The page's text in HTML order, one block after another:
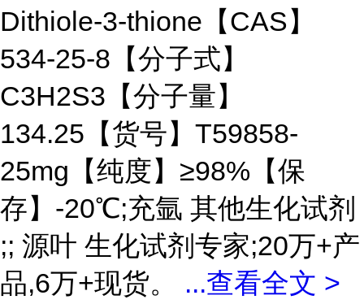
Dithiole-3-thione【CAS】
534-25-8【分子式】
C3H2S3【分子量】
134.25【货号】T59858-
25mg【纯度】≥98%【保
存】-20℃;充氩 其他生化试剂
;; 源叶 生化试剂专家;20万+产
品,6万+现货。 ...查看全文 >